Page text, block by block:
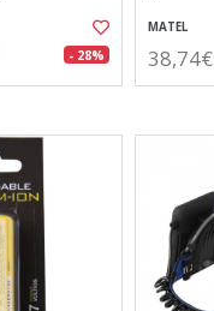
- 28%
MATEL
38,74€